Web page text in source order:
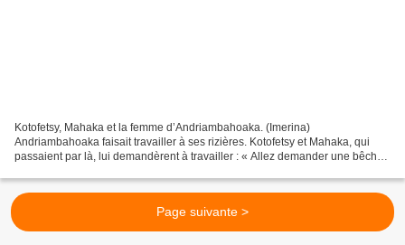
Kotofetsy, Mahaka et la femme d’Andriambahoaka. (Imerina)
Andriambahoaka faisait travailler à ses rizières. Kotofetsy et Mahaka, qui
passaient par là, lui demandèrent à travailler : « Allez demander une bêche
Page suivante >